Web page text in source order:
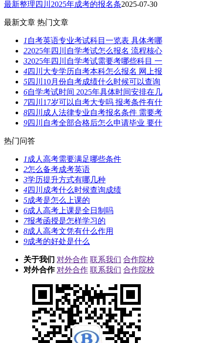
最新整理四川2025年成考的报名条2025-07-30
最新文章 热门文章
1自考英语专业考试科目一览表 具体考哪
22025年四川自学考试怎么报名 流程核心
32025年四川自学考试需要考哪些科目 一
4四川大专学历自考本科怎么报名 网上报
5四川10月份自考成绩什么时候可以查询
6自学考试时间 2025年具体时间安排在几
7四川17岁可以自考大专吗 报考条件有什
8四川成人法律专业自考报名条件 需要考
9四川自考全部合格后怎么申请毕业 要什
热门问答
1成人高考需要满足哪些条件
2怎么备考成考英语
3学历提升方式有哪几种
4四川成考什么时候查询成绩
5成考是怎么上课的
6成人高考上课是全日制吗
7报考函授是怎样学习的
8成人高考文凭有什么作用
9成考的好处是什么
关于我们 对外合作 联系我们 合作院校
对外合作 对外合作 联系我们 合作院校